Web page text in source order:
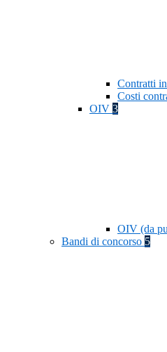
Contratti
Costi
OIV 3
OIV (da
Bandi di concorso 5